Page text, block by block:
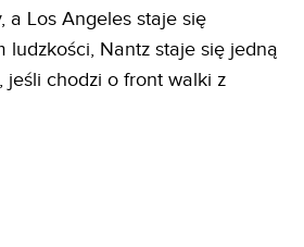
a Los Angeles staje się
ludzkości, Nantz staje się jedną
jeśli chodzi o front walki z